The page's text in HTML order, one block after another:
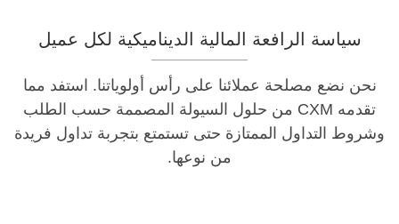
سياسة الرافعة المالية الديناميكية لكل عميل
نحن نضع مصلحة عملائنا على رأس أولوياتنا. استفد مما
تقدمه CXM من حلول السيولة المصممة حسب الطلب
وشروط التداول الممتازة حتى تستمتع بتجربة تداول فريدة
من نوعها.